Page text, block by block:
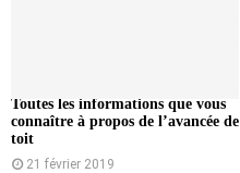
Toutes les informations que vous
connaître à propos de l’avancée de
toit
21 février 2019